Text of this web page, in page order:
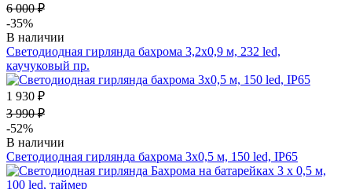
6 000 ₽
-35%
В наличии
Светодиодная гирлянда бахрома 3,2х0,9 м, 232 led,
каучуковый пр.
1 930 ₽
3 990 ₽
-52%
В наличии
Светодиодная гирлянда бахрома 3х0,5 м, 150 led, IP65